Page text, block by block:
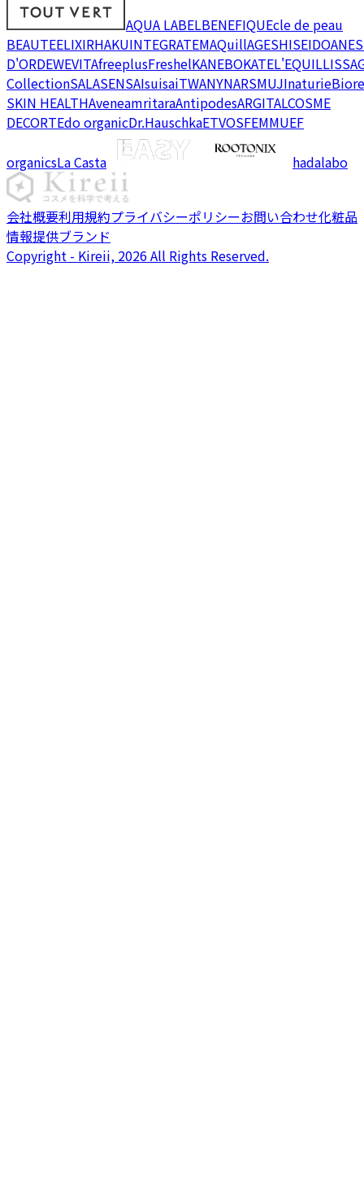
AQUA LABELBENEFIQUEcle de peau
BEAUTEELIXIRHAKUINTEGRATEMAQuillAGESHISEIDO
D'ORDEWEVITAfreeplusFreshelKANEBOKATEL'EQUIL
CollectionSALASENSAIsuisaiTWANYNARSMUJInaturieBiore
SKIN HEALTHAveneamritaraAntipodesARGITALCOSME
DECORTEdo organicDr.HauschkaETVOSFEMMUEF
organicsLa Casta hadalabo
会社概要利用規約プライバシーポリシーお問い合わせ化粧品
情報提供ブランド
Copyright - Kireii, 2026 All Rights Reserved.